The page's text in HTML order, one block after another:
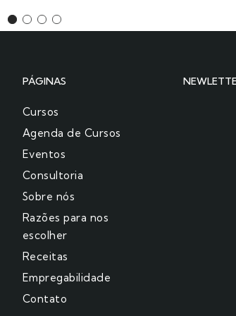
PÁGINAS
Cursos
Agenda de Cursos
Eventos
Consultoria
Sobre nós
Razões para nos
escolher​
Receitas
Empregabilidade
Contato